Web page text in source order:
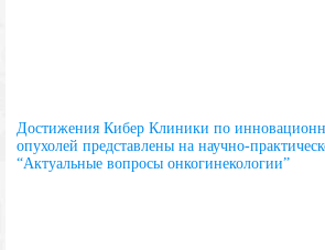
Достижения Кибер Клиники по
опухолей представлены на научно-
“Актуальные вопросы онкогинекологии”